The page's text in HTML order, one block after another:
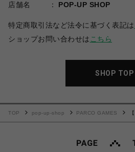
店舗名
POP-UP SHOP
特定商取引法など法令に基づく表記は
ショップお問い合わせは こちら
SHOP TOP
TOP pop-up-shop PARCO GAMES